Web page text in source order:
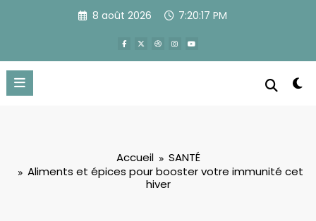
8 août 2026 7:20:18 PM
Accueil
SANTÉ
Aliments et épices pour booster votre immunité cet
hiver